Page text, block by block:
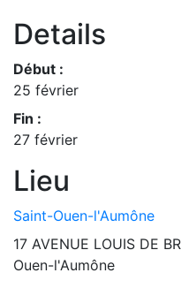
Details
Début :
25 février
Fin :
27 février
Lieu
Saint-Ouen-l'Aumône
17 AVENUE LOUIS DE
Ouen-l'Aumône